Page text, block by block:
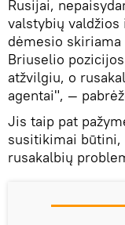
Rusijai,
valstybių
dėmesio
Briuselio
atžvilgiu, o
agentai", —
Jis taip pat
susitikimai
rusakalbių